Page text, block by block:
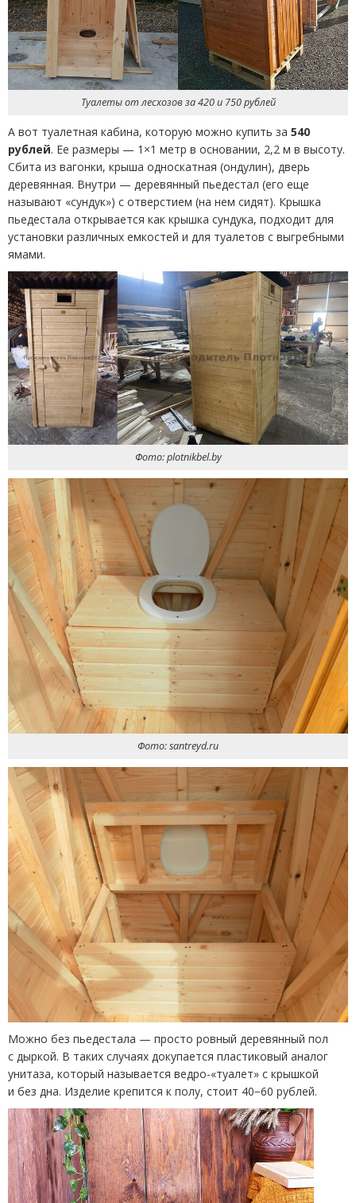
Туалеты от лесхозов за 420 и 750 рублей
А вот туалетная кабина, которую можно купить за 540
рублей. Ее размеры — 1×1 метр в основании, 2,2 м в высоту.
Сбита из вагонки, крыша односкатная (ондулин), дверь
деревянная. Внутри — деревянный пьедестал (его еще
называют «сундук») с отверстием (на нем сидят). Крышка
пьедестала открывается как крышка сундука, подходит для
установки различных емкостей и для туалетов с выгребными
ямами.
Фото: plotnikbel.by
Фото: santreyd.ru
Можно без пьедестала — просто ровный деревянный пол
с дыркой. В таких случаях докупается пластиковый аналог
унитаза, который называется ведро-«туалет» с крышкой
и без дна. Изделие крепится к полу, стоит 40−60 рублей.